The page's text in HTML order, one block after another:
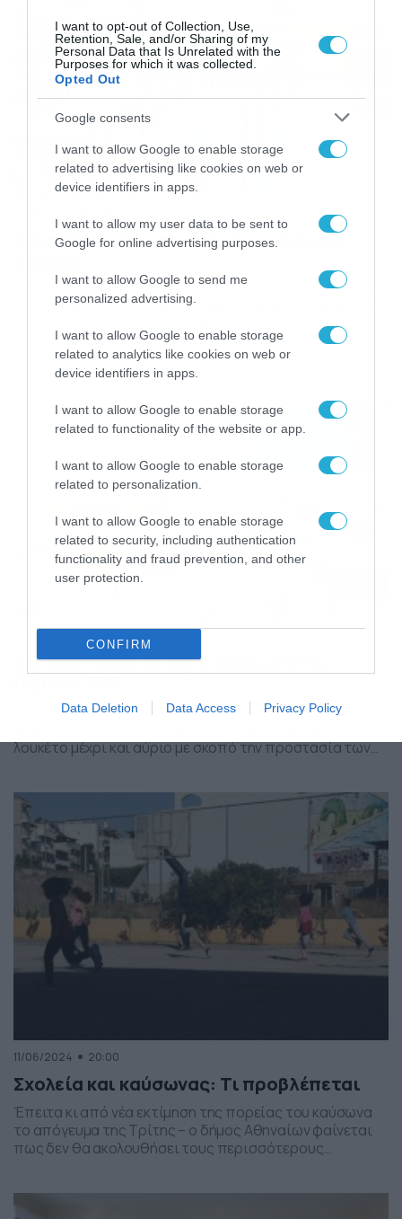
I want to opt-out of Collection, Use,
Retention, Sale, and/or Sharing of my
Personal Data that Is Unrelated with the
Purposes for which it was collected.
Opted Out
Google consents
I want to allow Google to enable storage
related to advertising like cookies on web or
device identifiers in apps.
I want to allow my user data to be sent to
Google for online advertising purposes.
I want to allow Google to send me
personalized advertising.
I want to allow Google to enable storage
related to analytics like cookies on web or
device identifiers in apps.
I want to allow Google to enable storage
related to functionality of the website or app.
I want to allow Google to enable storage
related to personalization.
I want to allow Google to enable storage
related to security, including authentication
functionality and fraud prevention, and other
user protection.
CONFIRM
Data Deletion Data Access Privacy Policy
Τελευταία μέρα αύριο 14/6 με ανοιχτά
Τελευταία μέρα αύριο 14 Ιουνίου με ανοιχτά σχολεία για
μόλις λίγες ώρες όσο δηλαδή θα κρατήσει η διαδικασία
επίδοσης ενδεικτικών και βαθμών στους μαθητές
Δημοτικών και απολυτηρίων στους μαθητές
Νηπιαγωγείου. Ο καύσωνας υποχωρεί, οι υψηλές
θερμοκρασίες επανέρχονται σταδιακά στα φυσιολογικά
για την εποχή επίπεδα οπότε οι Δήμοι έκριναν ότι οι
μαθητές μπορούν να επιστρέψουν με ασφάλεια […]
12/06/2024
Κλειστά σχολεία λόγω καύσωνα την
Κλειστά σχολεία την Πέμπτη 13/6 λόγω καύσωνα σε
λουκέτο μέχρι και αύριο με σκοπό την προστασία των
θερμοκρασίες που μπορεί να ξεπεράσουν και τους 44
βαθμούς Κελσίου την Πέμπτη […]
11/06/2024 20:00
Σχολεία και καύσωνας: Τι προβλέπεται
Έπειτα κι από νέα εκτίμηση της πορείας του καύσωνα
το απόγευμα της Τρίτης – ο δήμος Αθηναίων φαίνεται
πως δεν θα ακολουθήσει τους περισσότερους
του DNews θέλουν την απόφαση για ανοιχτά σχολεία